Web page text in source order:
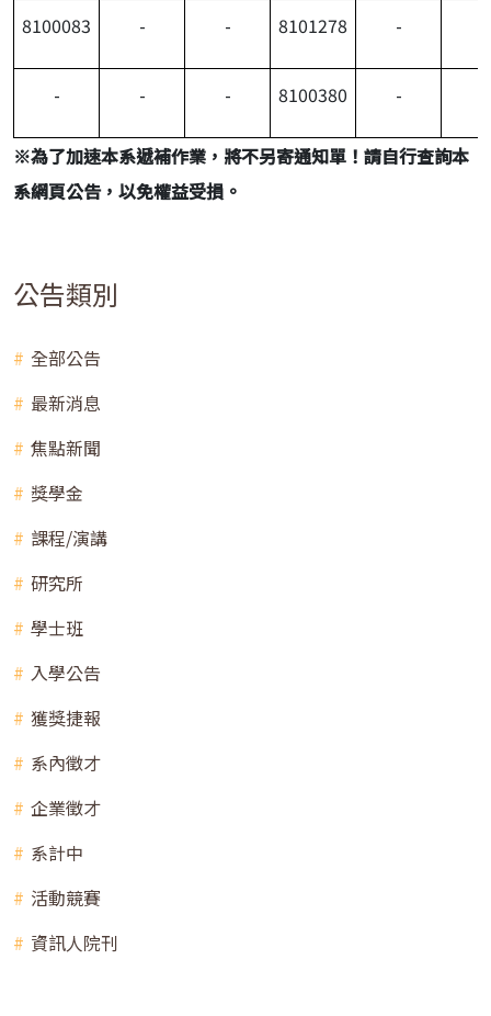
8100083 - - 8101278 -
- - - 8100380 -
※為了加速本系遞補作業，將不另寄通知單！請自行查詢本
系網頁公告，以免權益受損。
公告類別
全部公告
最新消息
焦點新聞
獎學金
課程/演講
研究所
學士班
入學公告
獲獎捷報
系內徵才
企業徵才
系計中
活動競賽
資訊人院刊